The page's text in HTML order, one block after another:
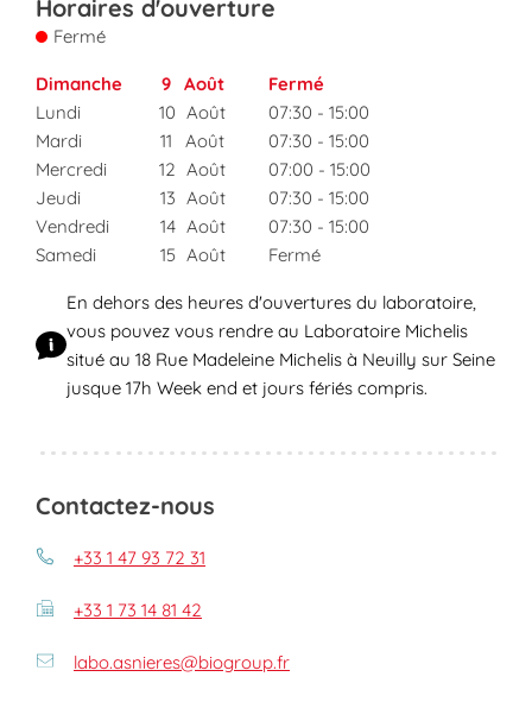
Horaires d'ouverture
Fermé
Dimanche 9 Août
Fermé
Lundi
10 Août 07:30 - 15:00
Mardi
11 Août 07:30 - 15:00
Mercredi
12 Août 07:00 - 15:00
Jeudi
13 Août 07:30 - 15:00
Vendredi
14 Août 07:30 - 15:00
Samedi
15 Août Fermé
En dehors des heures d'ouvertures du laboratoire,
vous pouvez vous rendre au Laboratoire Michelis
situé au 18 Rue Madeleine Michelis à Neuilly sur Seine
jusque 17h Week end et jours fériés compris.
Contactez-nous
+33 1 47 93 72 31
+33 1 73 14 81 42
labo.asnieres@biogroup.fr